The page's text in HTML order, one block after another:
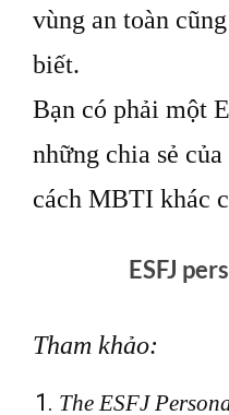
vùng an toàn
biết.
Bạn có phải một
những chia sẻ
cách MBTI khác
ESFJ
Tham khảo:
The ESFJ